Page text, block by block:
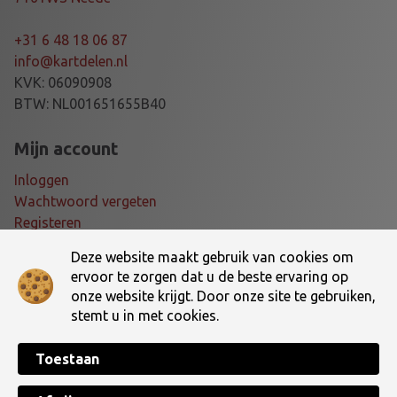
Deze website maakt gebruik van cookies om
ervoor te zorgen dat u de beste ervaring op
onze website krijgt. Door onze site te gebruiken,
stemt u in met cookies.
Toestaan
E
D
5
4
a
n
t
a
+31 6 48 18 06 87
info@kartdelen.nl
KVK: 06090908
BTW: NL001651655B40
Mijn account
Inloggen
Wachtwoord vergeten
Registeren
Voorwaarden
Algemene voorwaarden
Verzending- en retourbeleid